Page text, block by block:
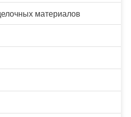
материалов